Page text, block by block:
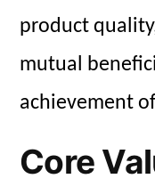
product
mutual
achievement
Core